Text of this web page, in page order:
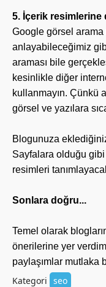
5. İçerik resimlerine
Google görsel
anlayabileceğimiz
araması bile
kesinlikle diğer
kullanmayın. Çünkü
görsel ve yazılara
Blogunuza
Sayfalara olduğu
resimleri
Sonlara doğru...
Temel olarak
önerilerine yer
paylaşımlar mutlaka
Kategori seo